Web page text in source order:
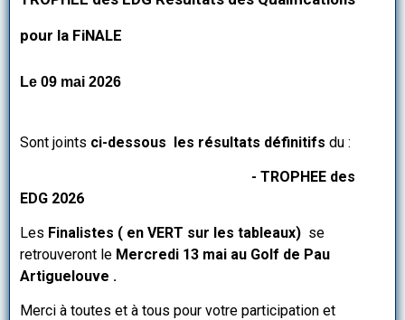
pour la FiNALE
Le 09 mai 2026
Sont joints ci-dessous les résultats définitifs du :
- TROPHEE des
EDG 2026
Les Finalistes ( en VERT sur les tableaux)se
retrouveront le Mercredi 13 mai au Golf de Pau
Artiguelouve .
Merci à toutes et à tous pour votre participation et